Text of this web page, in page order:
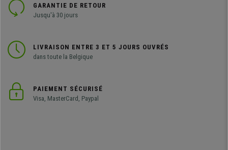
GARANTIE DE RETOUR
Jusqu'à 30 jours
LIVRAISON ENTRE 3 ET 5 JOURS OUVRÉS
dans toute la Belgique
PAIEMENT SÉCURISÉ
Visa, MasterCard, Paypal